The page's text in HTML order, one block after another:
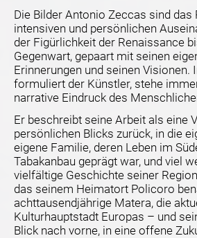
Die Bilder Antonio Zeccas sind das
intensiven und persönlichen
der Figürlichkeit der Renaissance
Gegenwart, gepaart mit seinen
Erinnerungen und seinen Visionen.
formuliert der Künstler, stehe
narrative Eindruck des
Er beschreibt seine Arbeit als eine
persönlichen Blicks zurück, in die
eigene Familie, deren Leben im
Tabakanbau geprägt war, und viel
vielfältige Geschichte seiner
das seinem Heimatort Policoro
achttausendjährige Matera, die
Kulturhauptstadt Europas – und
Blick nach vorne, in eine offene